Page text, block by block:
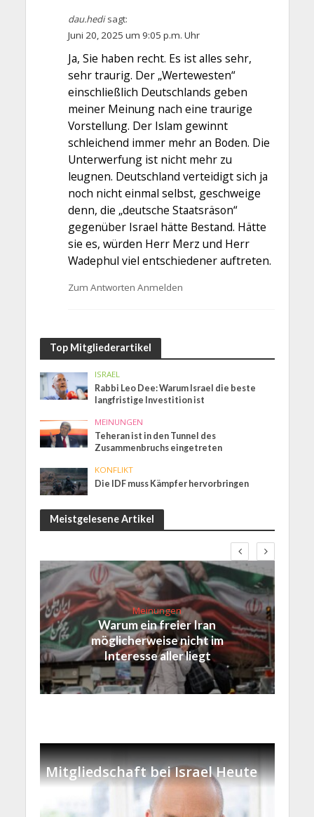
dau.hedi sagt:
Juni 20, 2025 um 9:05 p.m. Uhr
Ja, Sie haben recht. Es ist alles sehr,
sehr traurig. Der „Wertewesten“
einschließlich Deutschlands geben
meiner Meinung nach eine traurige
Vorstellung. Der Islam gewinnt
schleichend immer mehr an Boden. Die
Unterwerfung ist nicht mehr zu
leugnen. Deutschland verteidigt sich ja
noch nicht einmal selbst, geschweige
denn, die „deutsche Staatsräson“
gegenüber Israel hätte Bestand. Hätte
sie es, würden Herr Merz und Herr
Wadephul viel entschiedener auftreten.
Zum Antworten Anmelden
Top Mitgliederartikel
ISRAEL
Rabbi Leo Dee: Warum Israel die beste
langfristige Investition ist
MEINUNGEN
Teheran ist in den Tunnel des
Zusammenbruchs eingetreten
KONFLIKT
Die IDF muss Kämpfer hervorbringen
Meistgelesene Artikel
Meinungen
Warum ein freier Iran
möglicherweise nicht im
Interesse aller liegt
Mitgliedschaft bei Israel Heute